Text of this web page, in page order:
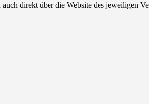
direkt über die Website des jeweiligen